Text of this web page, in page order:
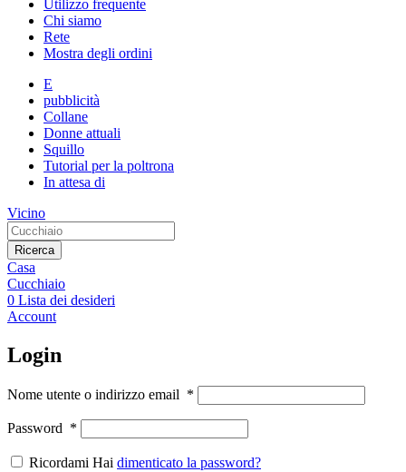
Utilizzo frequente
Chi siamo
Rete
Mostra degli ordini
E
pubblicità
Collane
Donne attuali
Squillo
Tutorial per la poltrona
In attesa di
Vicino
Ricerca
Casa
Cucchiaio
0 Lista dei desideri
Account
Login
Nome utente o indirizzo email *
Password *
Ricordami Hai dimenticato la password?